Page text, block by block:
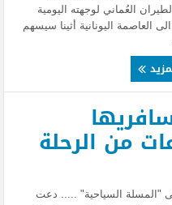
العُماني لوجهته اليومية
العاصمة اليونانية أثينا سيسهم
السياحية" ..... دعت